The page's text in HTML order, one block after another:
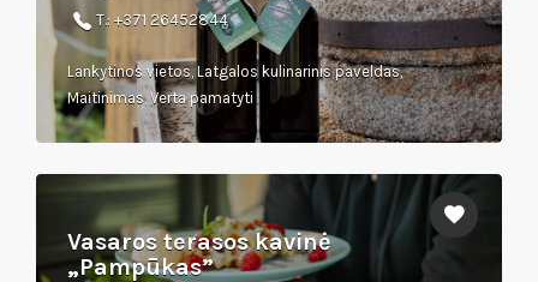
T.: +371 26452844
Lankytinos vietos, Latgalos kulinarinis paveldas,
Maitinimas, Verta pamatyti
Vasaros terasos kavinė
„Pampūkas”